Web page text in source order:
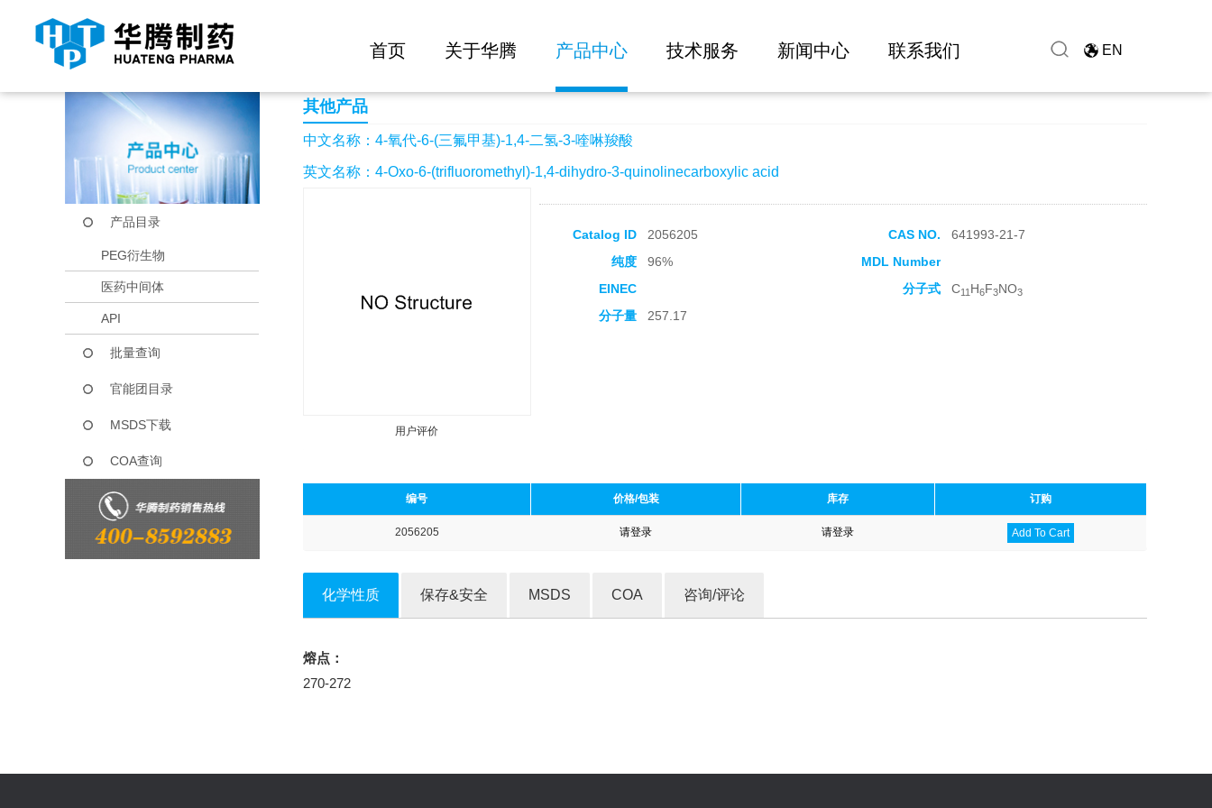
首页 关于华腾 产品中心 技术服务 新闻中心 联系我们 EN
当前位置： 首页 产品中心 4-氧代-6-(三氟甲基)-1,4-二氢-3-喹啉羧酸
产品目录
PEG衍生物
医药中间体
API
批量查询
官能团目录
MSDS下载
COA查询
其他产品
中文名称：4-氧代-6-(三氟甲基)-1,4-二氢-3-喹啉羧酸
英文名称：4-Oxo-6-(trifluoromethyl)-1,4-dihydro-3-quinolinecarboxylic acid
用户评价
Catalog ID 2056205 CAS NO.
641993-21-7
纯度
96%
MDL Number
EINEC
分子式 C11 H6F3NO3
分子量 257.17
编号 价格/包装 库存 订购
2056205 请登录 请登录 Add To Cart
化学性质 保存&安全 MSDS COA 咨询/评论
熔点：
270-272